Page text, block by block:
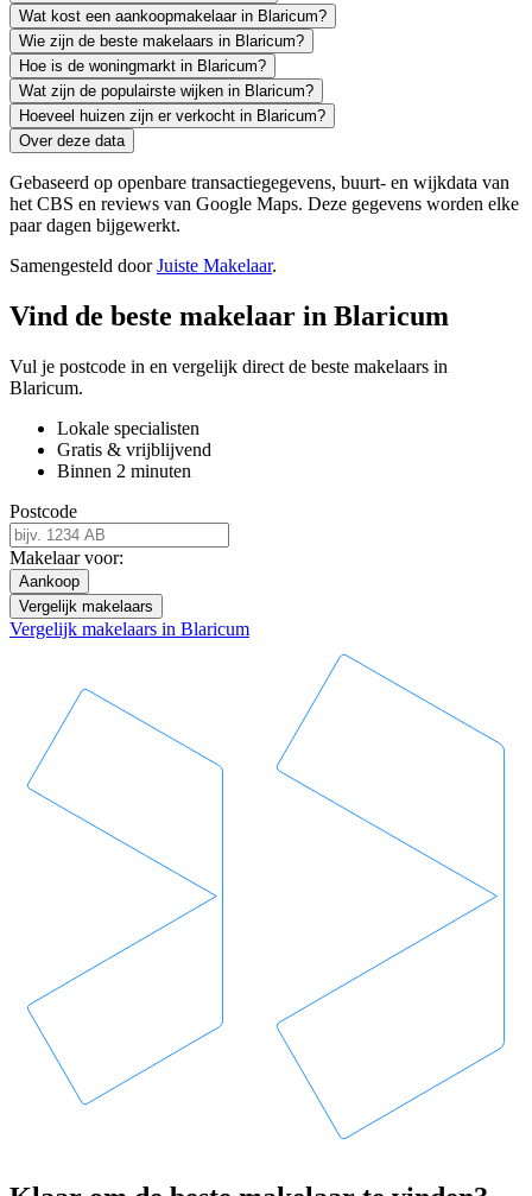
Wat kost een aankoopmakelaar in Blaricum?
Wie zijn de beste makelaars in Blaricum?
Hoe is de woningmarkt in Blaricum?
Wat zijn de populairste wijken in Blaricum?
Hoeveel huizen zijn er verkocht in Blaricum?
Over deze data
Gebaseerd op openbare transactiegegevens, buurt- en wijkdata van
het CBS en reviews van Google Maps. Deze gegevens worden elke
paar dagen bijgewerkt.
Samengesteld doorJuiste Makelaar.
Vind de beste makelaar in Blaricum
Vul je postcode in en vergelijk direct de beste makelaars in
Blaricum.
Lokale specialisten
Gratis & vrijblijvend
Binnen 2 minuten
Postcode
Makelaar voor:
Aankoop
Vergelijk makelaars
Vergelijk makelaars in Blaricum